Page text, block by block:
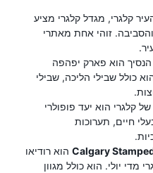
קלגרי, מגדל קלגרי מציע
העיר והסביבה. זוהי אחת מאתרי
הוא פארק יפהפה
כולל שבילי הליכה, שבילי
קלגרי הוא יעד פופולרי
חיים, תערוכות
Calgary The Calgary Stampede הוא רודיאו
מדי יולי. הוא כולל מגוון